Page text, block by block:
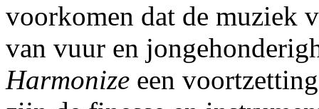
voorkomen dat de muziek
van vuur en
Harmonize een